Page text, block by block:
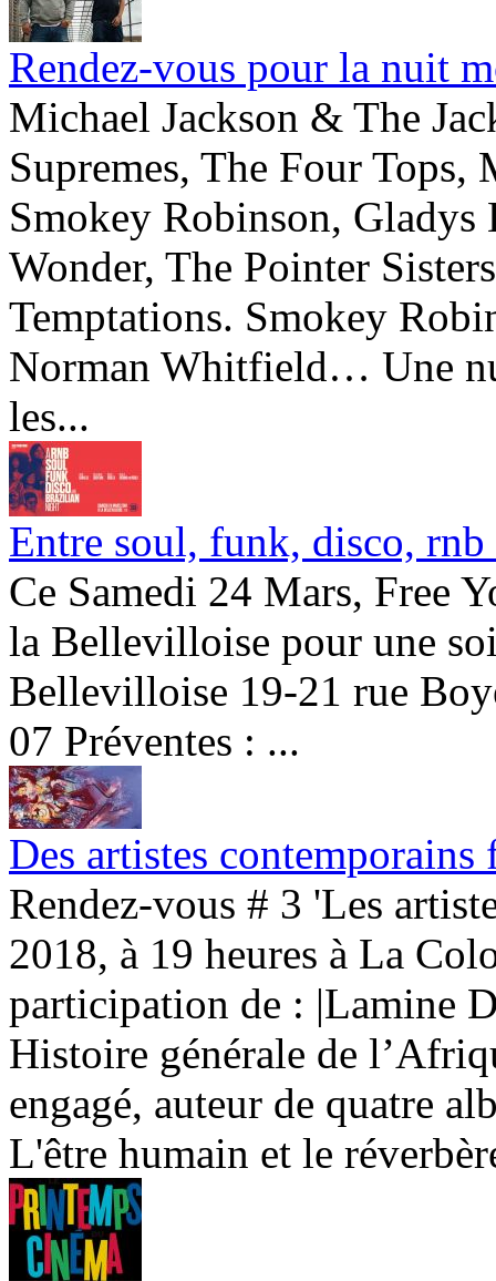
Rendez-vous pour la nuit
Michael Jackson & The
Supremes, The Four Tops,
Smokey Robinson,
Wonder, The Pointer
Temptations. Smokey
Norman Whitfield… Une
les...
Entre soul, funk, disco, rnb
Ce Samedi 24 Mars, Free
la Bellevilloise pour une
Bellevilloise 19-21 rue
07 Préventes : ...
Des artistes
Rendez-vous # 3 'Les
2018, à 19 heures à La
participation de : |Lamine
Histoire générale de
engagé, auteur de quatre
L'être humain et le